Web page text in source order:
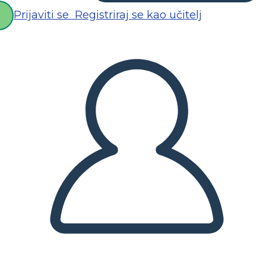
Prijaviti se Registriraj se kao učitelj